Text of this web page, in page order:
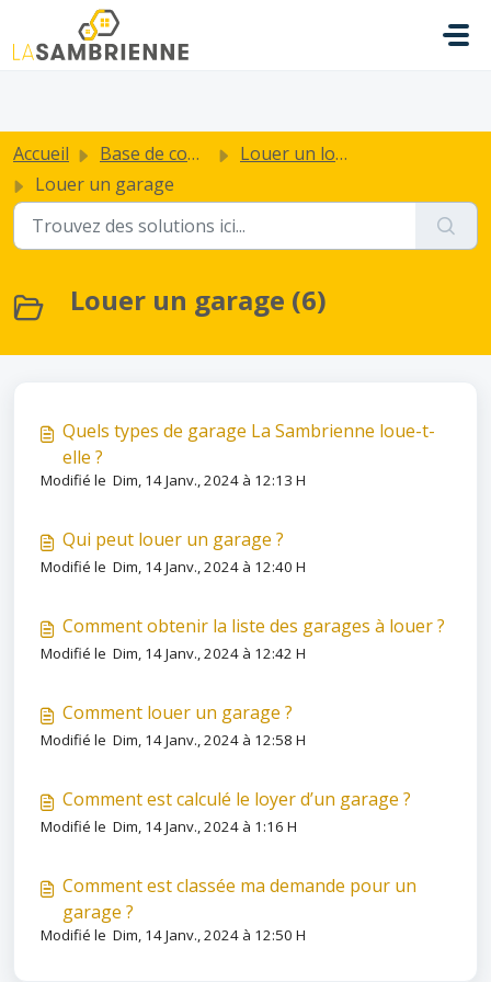
Passer au contenu principal
Accueil Base de connaissances
Louer un local d'activité ou un garage
Louer un garage
Louer un garage (6)
Quels types de garage La Sambrienne loue-t-
elle ?
Modifié le Dim, 14 Janv., 2024 à 12:13 H
Qui peut louer un garage ?
Modifié le Dim, 14 Janv., 2024 à 12:40 H
Comment obtenir la liste des garages à louer ?
Modifié le Dim, 14 Janv., 2024 à 12:42 H
Comment louer un garage ?
Modifié le Dim, 14 Janv., 2024 à 12:58 H
Comment est calculé le loyer d’un garage ?
Modifié le Dim, 14 Janv., 2024 à 1:16 H
Comment est classée ma demande pour un
garage ?
Modifié le Dim, 14 Janv., 2024 à 12:50 H